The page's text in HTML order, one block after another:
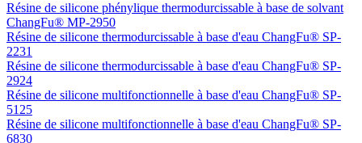
Résine de silicone phénylique thermodurcissable à base de solvant
ChangFu® MP-2950
Résine de silicone thermodurcissable à base d'eau ChangFu® SP-
2231
Résine de silicone thermodurcissable à base d'eau ChangFu® SP-
2924
Résine de silicone multifonctionnelle à base d'eau ChangFu® SP-
5125
Résine de silicone multifonctionnelle à base d'eau ChangFu® SP-
6830